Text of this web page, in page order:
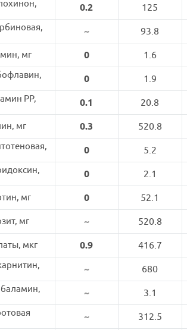
0.2 125
~ 93.8
мг 0 1.6
0 1.9
PP, 0.1 20.8
мг 0.3 520.8
0 5.2
0 2.1
мг 0 52.1
мг ~ 520.8
мкг 0.9 416.7
~ 680
~ 3.1
~ 312.5